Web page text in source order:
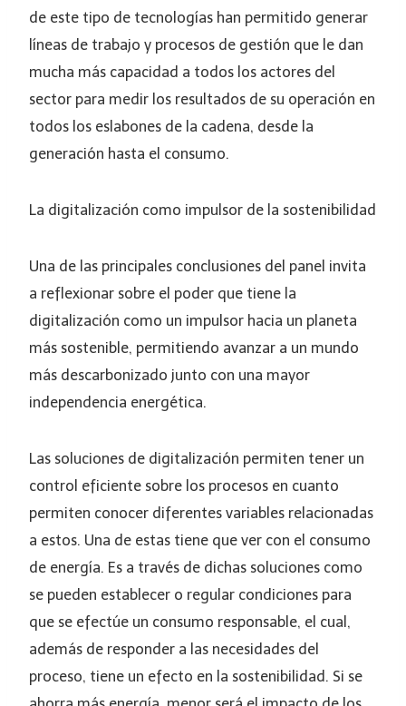
de este tipo de tecnologías han permitido generar
líneas de trabajo y procesos de gestión que le dan
mucha más capacidad a todos los actores del
sector para medir los resultados de su operación en
todos los eslabones de la cadena, desde la
generación hasta el consumo.
La digitalización como impulsor de la sostenibilidad
Una de las principales conclusiones del panel invita
a reflexionar sobre el poder que tiene la
digitalización como un impulsor hacia un planeta
más sostenible, permitiendo avanzar a un mundo
más descarbonizado junto con una mayor
independencia energética.
Las soluciones de digitalización permiten tener un
control eficiente sobre los procesos en cuanto
permiten conocer diferentes variables relacionadas
a estos. Una de estas tiene que ver con el consumo
de energía. Es a través de dichas soluciones como
se pueden establecer o regular condiciones para
que se efectúe un consumo responsable, el cual,
además de responder a las necesidades del
proceso, tiene un efecto en la sostenibilidad. Si se